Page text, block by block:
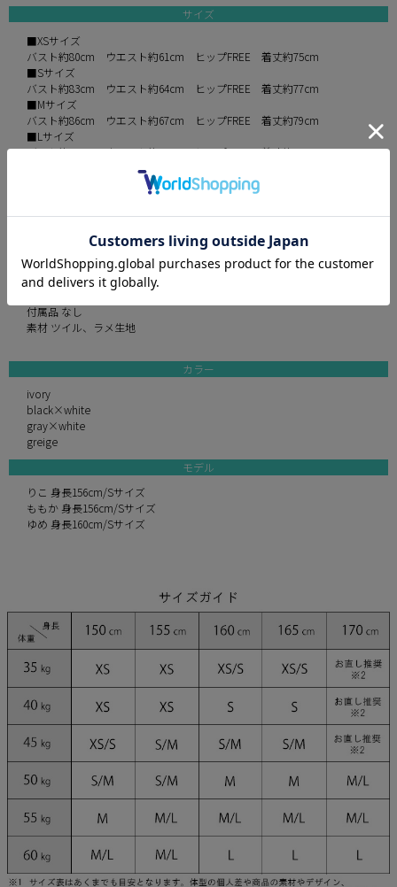
サイズ
■XSサイズ
バスト約80cm ウエスト約61cm ヒップFREE 着丈約75cm
■Sサイズ
バスト約83cm ウエスト約64cm ヒップFREE 着丈約77cm
■Mサイズ
バスト約86cm ウエスト約67cm ヒップFREE 着丈約79cm
■Lサイズ
バスト約89cm ウエスト約70cm ヒップFREE 着丈約81cm
※平置きでの実寸採寸のため、多少の誤差が生じる場合がございます。
予めご了承ください。
パット あり
裏地 あり
付属品 なし
素材 ツイル、ラメ生地
カラー
ivory
black×white
gray×white
greige
モデル
りこ 身長156cm/Sサイズ
ももか 身長156cm/Sサイズ
ゆめ 身長160cm/Sサイズ